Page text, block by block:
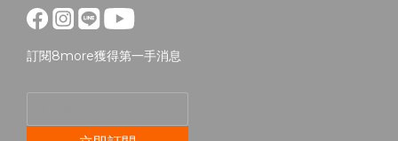
訂閱8more獲得第一手消息